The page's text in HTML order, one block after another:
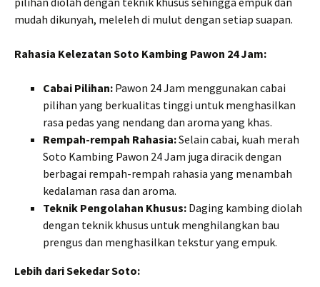
mudah dikunyah, meleleh di mulut dengan setiap suapan.
Rahasia Kelezatan Soto Kambing Pawon 24 Jam:
Cabai Pilihan: Pawon 24 Jam menggunakan cabai
pilihan yang berkualitas tinggi untuk menghasilkan
rasa pedas yang nendang dan aroma yang khas.
Rempah-rempah Rahasia:Selain cabai, kuah merah
Soto Kambing Pawon 24 Jam juga diracik dengan
berbagai rempah-rempah rahasia yang menambah
kedalaman rasa dan aroma.
Teknik Pengolahan Khusus: Daging kambing diolah
dengan teknik khusus untuk menghilangkan bau
prengus dan menghasilkan tekstur yang empuk.
Lebih dari Sekedar Soto: